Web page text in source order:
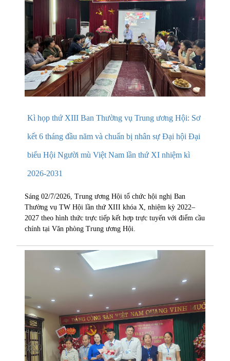
Kì họp thứ XIII Ban Thường vụ Trung ương Hội: Sơ
kết 6 tháng đầu năm và chuẩn bị nhân sự Đại hội Đại
biểu Hội Người mù Việt Nam lần thứ XI nhiệm kì
2026-2031
Sáng 02/7/2026, Trung ương Hội tổ chức hội nghị Ban
Thường vụ TW Hội lần thứ XIII khóa X, nhiệm kỳ 2022–
2027 theo hình thức trực tiếp kết hợp trực tuyến với điểm cầu
chính tại Văn phòng Trung ương Hội.